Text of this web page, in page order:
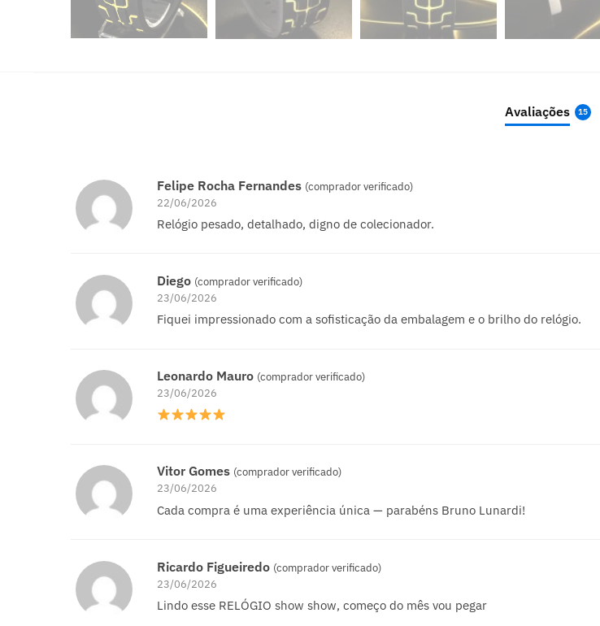
Avaliações 15
Felipe Rocha Fernandes (comprador verificado)
22/06/2026
Relógio pesado, detalhado, digno de colecionador.
Diego (comprador verificado)
23/06/2026
Fiquei impressionado com a sofisticação da embalagem e o brilho do relógio.
Leonardo Mauro (comprador verificado)
23/06/2026
Vitor Gomes (comprador verificado)
23/06/2026
Cada compra é uma experiência única — parabéns Bruno Lunardi!
Ricardo Figueiredo (comprador verificado)
23/06/2026
Lindo esse RELÓGIO show show, começo do mês vou pegar